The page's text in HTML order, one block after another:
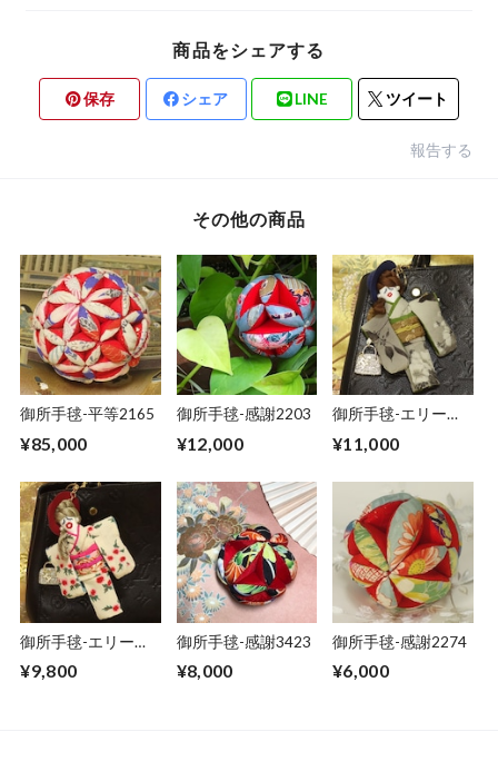
商品をシェアする
保存 シェア LINE ツイート
報告する
その他の商品
御所手毬-平等2165
¥85,000
御所手毬-感謝2203
¥12,000
御所手毬-エリー
¥11,000
御所手毬-エリー
ル)
¥9,800
御所手毬-感謝3423
¥8,000
御所手毬-感謝2274
¥6,000